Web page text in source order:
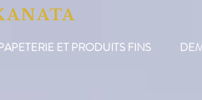
ET PRODUITS FINS